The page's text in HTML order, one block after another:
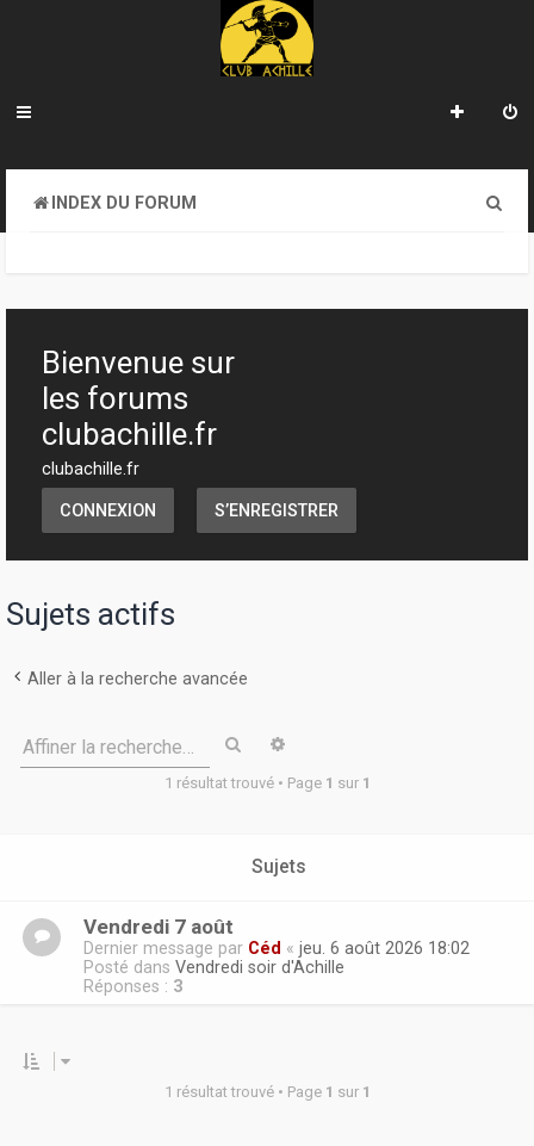
INDEX DU FORUM
h
Bienvenue sur
les forums
clubachille.fr
clubachille.fr
CONNEXION S’ENREGISTRER
Sujets actifs
Aller à la recherche avancée
Affiner la recherche… Rechercher
1 résultat trouvé • Page 1 sur 1
Sujets
Vendredi 7 août
Dernier message par Céd « jeu. 6 août 2026 18:02
Posté dans Vendredi soir d'Achille
Réponses : 3
1 résultat trouvé • Page 1 sur 1